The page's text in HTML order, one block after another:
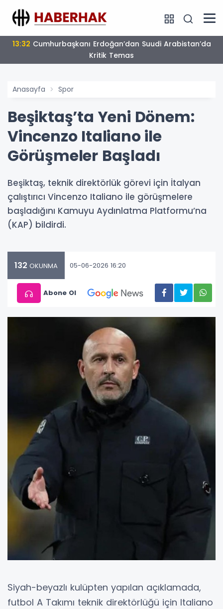
17:16 Bulgaristan’da Yeni Dönem
Anasayfa Spor
Beşiktaş’ta Yeni Dönem:
Vincenzo Italiano ile
Görüşmeler Başladı
Beşiktaş, teknik direktörlük görevi için İtalyan
çalıştırıcı Vincenzo Italiano ile görüşmelere
başladığını Kamuyu Aydınlatma Platformu’na
(KAP) bildirdi.
132 OKUNMA 05-06-2026 16:20
Abone Ol
Siyah-beyazlı kulüpten yapılan açıklamada,
futbol A Takımı teknik direktörlüğü için Italiano